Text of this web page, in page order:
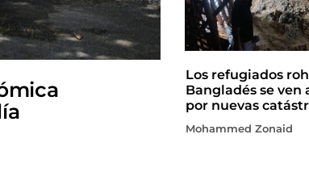
Los refugiados
Bangladés se ven
por nuevas
Mohammed Zonaid